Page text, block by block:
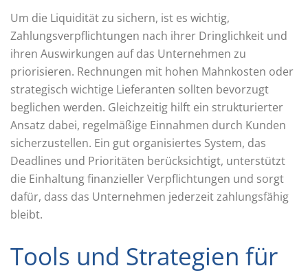
Um die Liquidität zu sichern, ist es wichtig,
Zahlungsverpflichtungen nach ihrer Dringlichkeit und
ihren Auswirkungen auf das Unternehmen zu
priorisieren. Rechnungen mit hohen Mahnkosten oder
strategisch wichtige Lieferanten sollten bevorzugt
beglichen werden. Gleichzeitig hilft ein strukturierter
Ansatz dabei, regelmäßige Einnahmen durch Kunden
sicherzustellen. Ein gut organisiertes System, das
Deadlines und Prioritäten berücksichtigt, unterstützt
die Einhaltung finanzieller Verpflichtungen und sorgt
dafür, dass das Unternehmen jederzeit zahlungsfähig
bleibt.
Tools und Strategien für